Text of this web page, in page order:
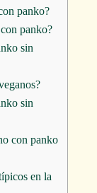
panko?
panko?
sin
sin
con panko
en la